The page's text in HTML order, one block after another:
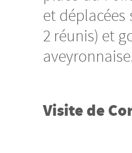
et
2 réunis) et
Visite de